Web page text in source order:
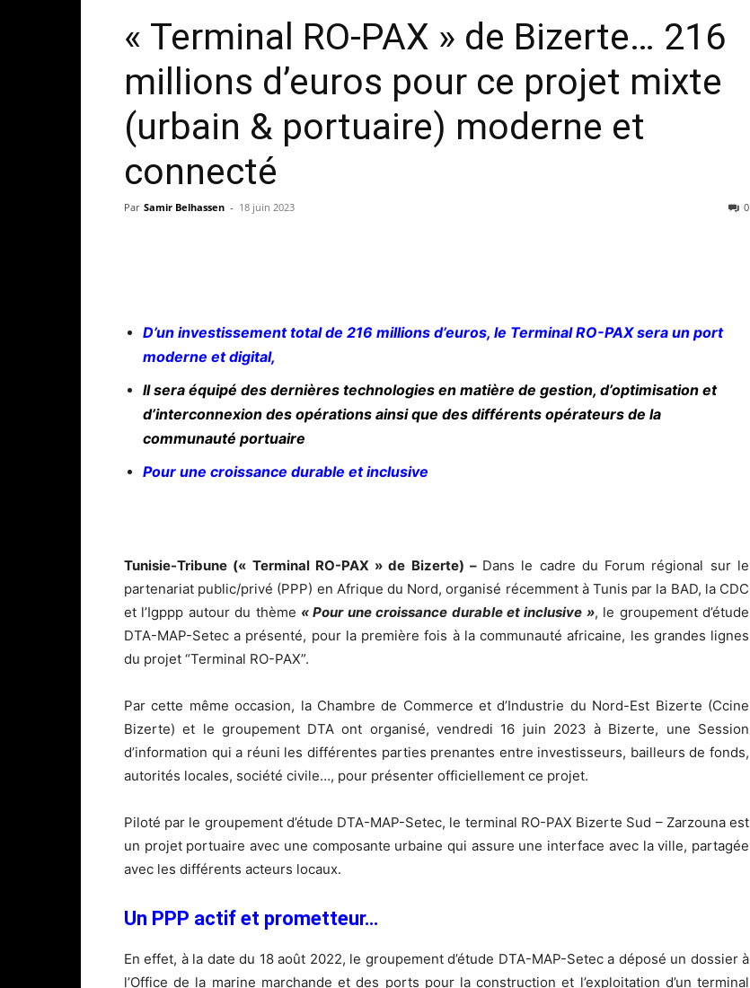
« Terminal RO-PAX » de Bizerte… 216
millions d’euros pour ce projet mixte
(urbain & portuaire) moderne et
connecté
Par Samir Belhassen - 18 juin 2023 0
D’un investissement total de 216 millions d’euros, le Terminal RO-PAX sera un port
moderne et digital,
Il sera équipé des dernières technologies en matière de gestion, d’optimisation et
d’interconnexion des opérations ainsi que des différents opérateurs de la
communauté portuaire
Pour une croissance durable et inclusive
Tunisie-Tribune (« Terminal RO-PAX » de Bizerte) – Dans le cadre du Forum régional sur le
partenariat public/privé (PPP) en Afrique du Nord, organisé récemment à Tunis par la BAD, la CDC
et l’Igppp autour du thème « Pour une croissance durable et inclusive », le groupement d’étude
DTA-MAP-Setec a présenté, pour la première fois à la communauté africaine, les grandes lignes
du projet “Terminal RO-PAX”.
Par cette même occasion, la Chambre de Commerce et d’Industrie du Nord-Est Bizerte (Ccine
Bizerte) et le groupement DTA ont organisé, vendredi 16 juin 2023 à Bizerte, une Session
d’information qui a réuni les différentes parties prenantes entre investisseurs, bailleurs de fonds,
autorités locales, société civile…, pour présenter officiellement ce projet.
Piloté par le groupement d’étude DTA-MAP-Setec, le terminal RO-PAX Bizerte Sud – Zarzouna est
un projet portuaire avec une composante urbaine qui assure une interface avec la ville, partagée
avec les différents acteurs locaux.
Un PPP actif et prometteur…
En effet, à la date du 18 août 2022, le groupement d’étude DTA-MAP-Setec a déposé un dossier à
l’Office de la marine marchande et des ports pour la construction et l’exploitation d’un terminal